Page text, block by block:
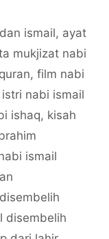
ismail, ayat
mukjizat nabi
, film nabi
istri nabi ismail
ishaq, kisah
ismail
disembelih